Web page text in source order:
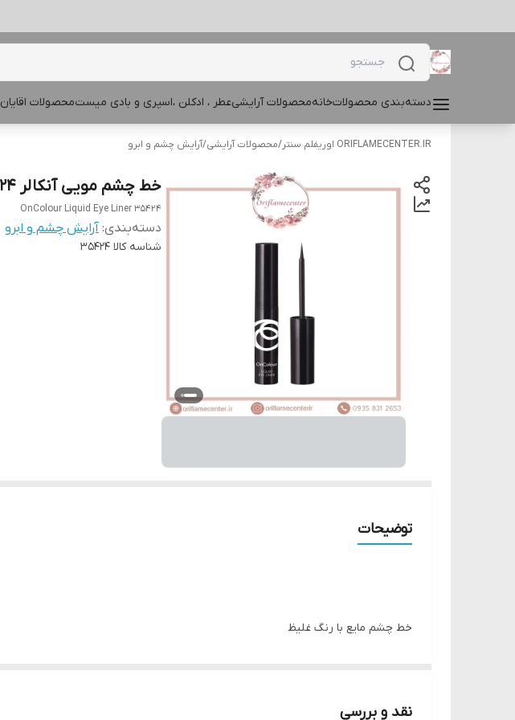
دسته‌بندی محصولاتخانهمحصولات آرایشیعطر ، ادکلن ،اسپری و بادی میستمحصولات اقایان
ORIFLAMECENTER.IR اوریفلم سنتر /محصولات آرایشی/آرایش چشم و ابرو
خط چشم مویی آنکالر 35424 ( EX 09 2027)
OnColour Liquid Eye Liner 35424
دسته‌بندی: آرایش چشم و ابرو
شناسه کالا 35424
توضیحات
خط چشم مایع با رنگ غلیظ
نقد و بررسی